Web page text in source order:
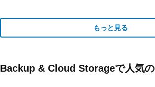
もっと見る
Backup & Cloud Storageで人気の